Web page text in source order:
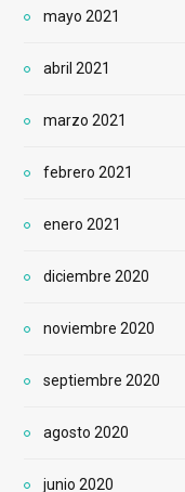
mayo 2021
abril 2021
marzo 2021
febrero 2021
enero 2021
diciembre 2020
noviembre 2020
septiembre 2020
agosto 2020
junio 2020